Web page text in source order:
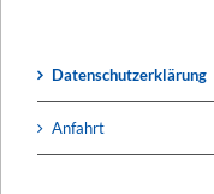
Datenschutzerklärung
Anfahrt